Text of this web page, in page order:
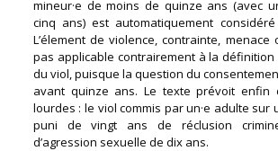
mineur·e de moins de quinze ans (avec
cinq ans) est automatiquement
L’élement de violence, contrainte, menace
pas applicable contrairement à la
du viol, puisque la question du
avant quinze ans. Le texte prévoit enfin
lourdes : le viol commis par un·e adulte sur
puni de vingt ans de réclusion
d’agression sexuelle de dix ans.